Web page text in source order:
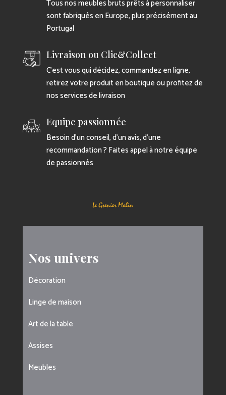
Tous nos meubles bruts prêts à personnaliser
sont fabriqués en Europe, plus précisément au
Portugal
Livraison ou Clic&Collect
C’est vous qui décidez, commandez en ligne,
retirez votre produit en boutique ou profitez de
nos services de livraison
Equipe passionnée
Besoin d’un conseil, d’un avis, d’une
recommandation ? Faites appel à notre équipe
de passionnés
Nos univers
Décoration
Linge de maison
Art de la table
Assises
Meubles